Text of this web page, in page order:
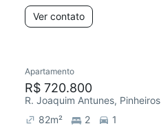
Ver contato
Apartamento
R$ 720.800
R. Joaquim Antunes, Pinheiros
82m² 2
1